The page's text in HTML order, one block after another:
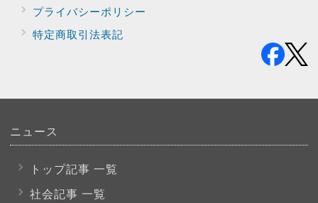
プライバシーポリシー
特定商取引法表記
ニュース
トップ記事 一覧
社会記事 一覧